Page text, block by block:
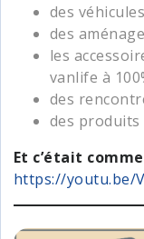
des
des
les
vanlife à
des
des produits
Et c’était
https://youtu.be/